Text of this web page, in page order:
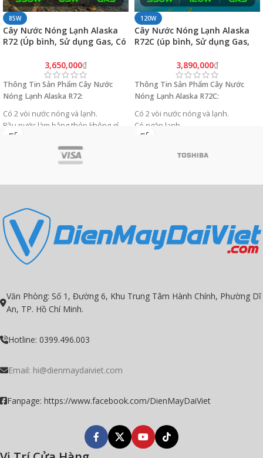
85W
Cây Nước Nóng Lạnh Alaska
R72 (Úp bình, Sử dụng Gas, Có
3,650,000₫
Thông Tin Sản Phẩm Cây Nước
Nóng Lạnh Alaska R72:
Có 2 vòi nước nóng và lạnh.
Bầu nước làm bằng thép không gỉ.
Máy nén chất lượng cao, gas R134A
thân thiện môi trường.
Vật liệu làm bằng nhựa ABS mới.
cho nguồn nước sạch và an toàn
Phích cắm loại E.U 2 pin (VDE).
120W
Cây Nước Nóng Lạnh Alaska
R72C (úp bình, Sử dụng Gas,
3,890,000₫
Thông Tin Sản Phẩm Cây Nước
Nóng Lạnh Alaska R72C:
Có 2 vòi nước nóng và lạnh.
Có ngăn lạnh.
Bầu nước làm bằng thép không gỉ.
thân thiện môi trường.
Vòi nước bên trong (thiết kế cửa đôi)
Văn Phòng: Số 1, Đường 6, Khu Trung Tâm Hành Chính, Phường Dĩ
An, TP. Hồ Chí Minh.
Hotline: 0399.496.003
Email: hi@dienmaydaiviet.com
Fanpage: https://www.facebook.com/DienMayDaiViet